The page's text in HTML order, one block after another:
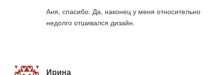
Аня, спасибо. Да, наконец у меня относительно
недолго отшивался дизайн.
Ирина